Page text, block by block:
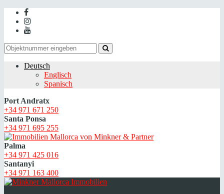
Deutsch
Englisch
Spanisch
Port Andratx
+34 971 671 250
Santa Ponsa
+34 971 695 255
Palma
+34 971 425 016
Santanyi
+34 971 163 400